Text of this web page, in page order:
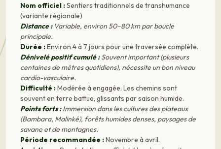
Nom officiel :Sentiers traditionnels de transhumance
(variante régionale)
Distance :Variable, environ 50–80 km par boucle
principale.
Durée :Environ 4 à 7 jours pour une traversée complète.
Dénivelé positif cumulé :Souvent important (plusieurs
centaines de mètres quotidiens), nécessite un bon niveau
cardio-vasculaire.
Difficulté :Modérée à engagée. Les chemins sont
souvent en terre battue, glissants par saison humide.
Points forts :Immersion dans les cultures des plateaux
(Bambara, Malinké), forêts humides denses, paysages de
savane et de montagnes.
Période recommandée :Novembre à avril.